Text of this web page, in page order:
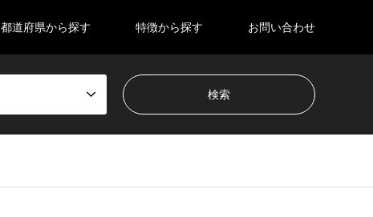
都道府県から探す 特徴から探す お問い合わせ